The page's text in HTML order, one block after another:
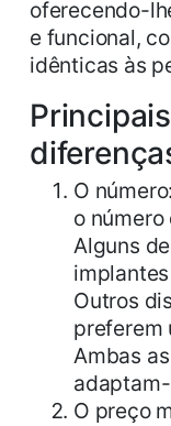
oferecendo-
e funcional,
idênticas às
O número
o
Alguns
Outros
preferem
Ambas
O preço